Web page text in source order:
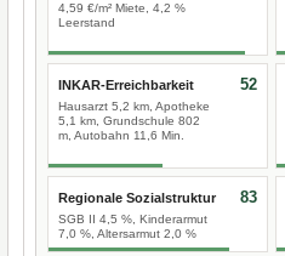
4,59 €/m² Miete, 4,2 %
Leerstand
INKAR-Erreichbarkeit
Hausarzt 5,2 km, Apotheke
5,1 km, Grundschule 802
m, Autobahn 11,6 Min.
52
Regionale Sozialstruktur
SGB II 4,5 %, Kinderarmut
7,0 %, Altersarmut 2,0 %
83